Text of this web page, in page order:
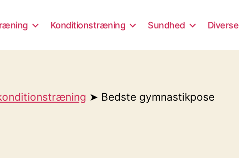
Konditionstræning Sundhed Diverse
➤ Bedste gymnastikpose